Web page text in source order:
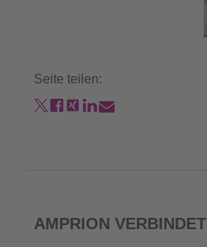
Seite teilen:
AMPRION VERBINDET